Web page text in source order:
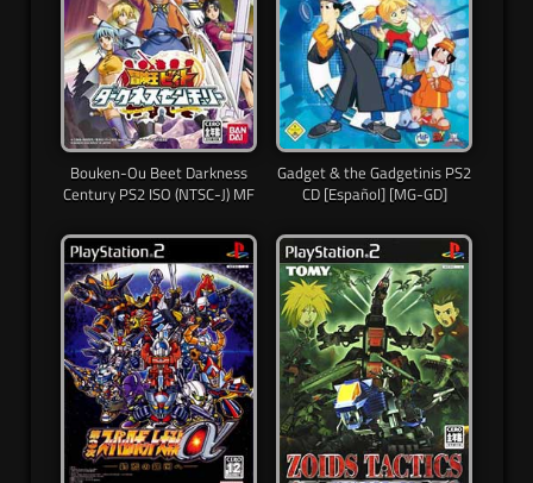
Bouken-Ou Beet Darkness
Century PS2 ISO (NTSC-J) MF
Gadget & the Gadgetinis PS2
CD [Español] [MG-GD]